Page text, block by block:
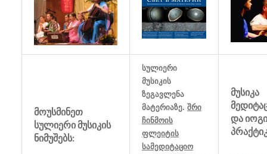
მოუსმინეთ
სულიერი მუსიკის
ნიმუშებს:
სულიერი
მუსიკის
ზეგავლენა
მატერიაზე. შრი
ჩინმოის
ფლეიტის
სამედიტაციო
მუსიკა
და